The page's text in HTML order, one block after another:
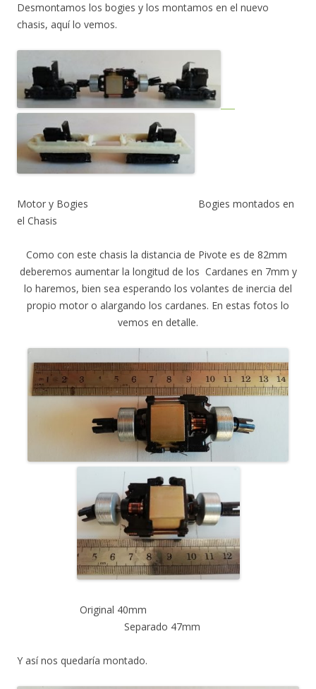
Desmontamos los bogies y los montamos en el nuevo
chasis, aquí lo vemos.
Motor y Bogies Bogies montados en
el Chasis
Como con este chasis la distancia de Pivote es de 82mm
deberemos aumentar la longitud de los Cardanes en 7mm y
lo haremos, bien sea esperando los volantes de inercia del
propio motor o alargando los cardanes. En estas fotos lo
vemos en detalle.
Original 40mm
Separado 47mm
Y así nos quedaría montado.